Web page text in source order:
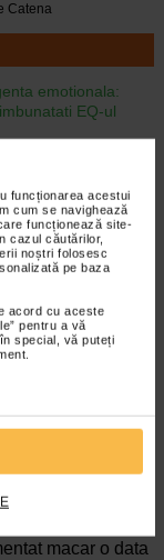
funcționarea acestui
cum se navighează
funcționează site-
cazul căutărilor,
noștri folosesc
pe baza
acord cu aceste
pentru a vă
special, vă puteți
Catena
emotionala:
EQ-ul
si gestiona
emotiile celorlalti.
6 august 2026
pentru
de obicei in
o afectiune si
macar o data